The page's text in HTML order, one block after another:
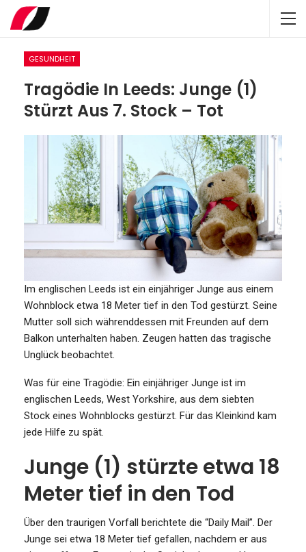
GESUNDHEIT
Tragödie In Leeds: Junge (1)
Stürzt Aus 7. Stock – Tot
Im englischen Leeds ist ein einjähriger Junge aus einem
Wohnblock etwa 18 Meter tief in den Tod gestürzt. Seine
Mutter soll sich währenddessen mit Freunden auf dem
Balkon unterhalten haben. Zeugen hatten das tragische
Unglück beobachtet.
Was für eine Tragödie: Ein einjähriger Junge ist im
englischen Leeds, West Yorkshire, aus dem siebten
Stock eines Wohnblocks gestürzt. Für das Kleinkind kam
jede Hilfe zu spät.
Junge (1) stürzte etwa 18
Meter tief in den Tod
Über den traurigen Vorfall berichtete die “Daily Mail”. Der
Junge sei etwa 18 Meter tief gefallen, nachdem er aus